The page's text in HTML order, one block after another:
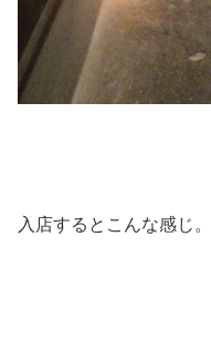
入店するとこんな感じ。